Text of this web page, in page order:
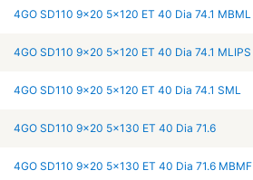
4GO SD110 9x20 5x120 ET 40 Dia 74.1 MBML
4GO SD110 9x20 5x120 ET 40 Dia 74.1 MLIPS
4GO SD110 9x20 5x120 ET 40 Dia 74.1 SML
4GO SD110 9x20 5x130 ET 40 Dia 71.6
4GO SD110 9x20 5x130 ET 40 Dia 71.6 MBMF